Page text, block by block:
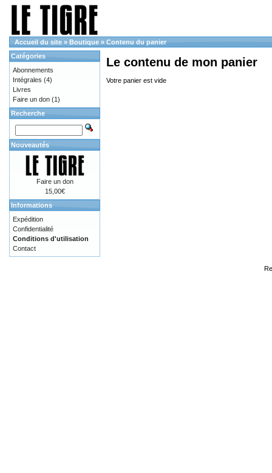
Accueil du site » Boutique » Contenu du panier
Le contenu de mon panier
Votre panier est vide
Catégories
Abonnements
Intégrales (4)
Livres
Faire un don (1)
Recherche
Nouveautés
Faire un don
15,00€
Informations
Expédition
Confidentialité
Conditions d'utilisation
Contact